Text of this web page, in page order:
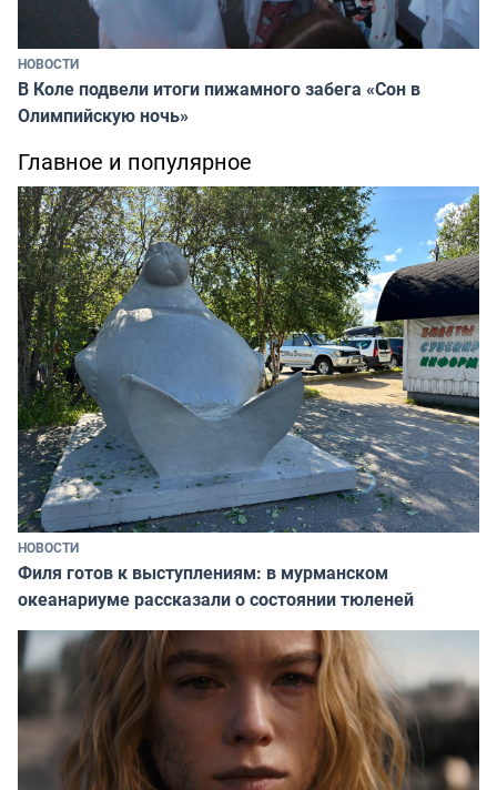
НОВОСТИ
В Коле подвели итоги пижамного забега «Сон в
Олимпийскую ночь»
Главное и популярное
НОВОСТИ
Филя готов к выступлениям: в мурманском
океанариуме рассказали о состоянии тюленей